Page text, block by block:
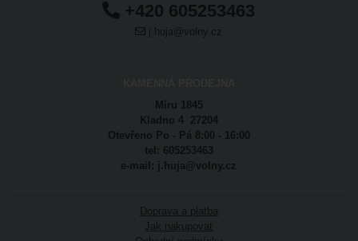
+420 605253463
j.huja@volny.cz
Míru 1845
Kladno 4 27204
Otevřeno Po - Pá 8:00 - 16:00
tel: 605253463
e-mail: j.huja@volny.cz
Doprava a platba
Jak nakupovat